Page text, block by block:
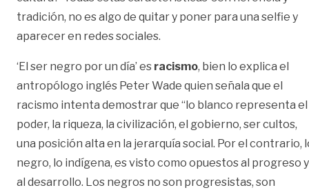
tradición, no es algo de quitar y poner para una selfie y
aparecer en redes sociales.
‘El ser negro por un día’ es racismo, bien lo explica el
antropólogo inglés Peter Wade quien señala que el
racismo intenta demostrar que “lo blanco representa el
poder, la riqueza, la civilización, el gobierno, ser cultos,
una posición alta en la jerarquía social. Por el contrario,
negro, lo indígena, es visto como opuestos al progreso y
al desarrollo. Los negros no son progresistas, son